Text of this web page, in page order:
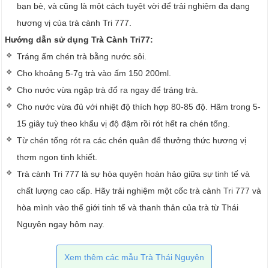
bạn bè, và cũng là một cách tuyệt vời để trải nghiệm đa dạng
hương vị của trà cành Tri 777.
Hướng dẫn sử dụng Trà Cành Tri77:
Tráng ấm chén trà bằng nước sôi.
Cho khoảng 5-7g trà vào ấm 150 200ml.
Cho nước vừa ngập trà đổ ra ngay để tráng trà.
Cho nước vừa đủ với nhiệt độ thích hợp 80-85 độ. Hãm trong 5-
15 giây tuỳ theo khẩu vị độ đậm rồi rót hết ra chén tống.
Từ chén tống rót ra các chén quân để thưởng thức hương vị
thơm ngon tinh khiết.
Trà cành Tri 777 là sự hòa quyện hoàn hảo giữa sự tinh tế và
chất lượng cao cấp. Hãy trải nghiệm một cốc trà cành Tri 777 và
hòa mình vào thế giới tinh tế và thanh thản của trà từ Thái
Nguyên ngay hôm nay.
Xem thêm các mẫu Trà Thái Nguyên